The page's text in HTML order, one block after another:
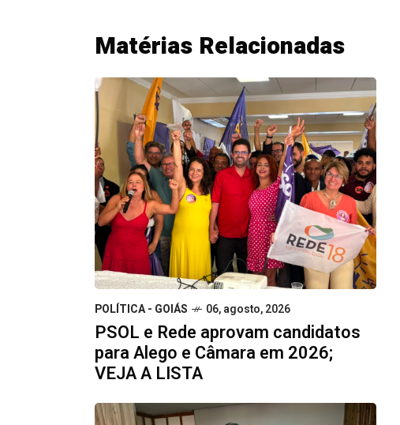
Matérias Relacionadas
POLÍTICA - GOIÁS 06, agosto, 2026
PSOL e Rede aprovam candidatos
para Alego e Câmara em 2026;
VEJA A LISTA